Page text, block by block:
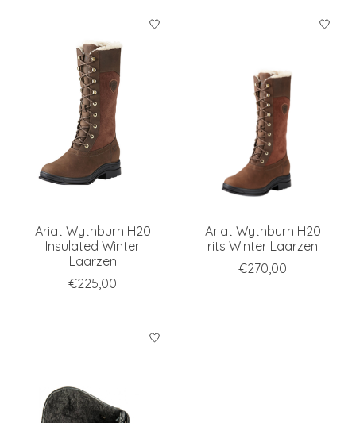
Ariat Wythburn H20
Insulated Winter
Laarzen
€225,00
Ariat Wythburn H20
rits Winter Laarzen
€270,00